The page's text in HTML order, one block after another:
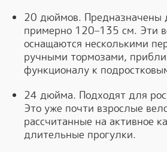
20 дюймов. Предназначены
примерно 120–135 см. Эти
оснащаются несколькими
ручными тормозами,
функционалу к
24 дюйма. Подходят для
Это уже почти взрослые
рассчитанные на активное
длительные прогулки.